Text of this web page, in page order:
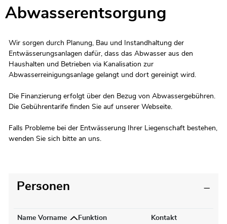
Abwasserentsorgung
Wir sorgen durch Planung, Bau und Instandhaltung der
Entwässerungsanlagen dafür, dass das Abwasser aus den
Haushalten und Betrieben via Kanalisation zur
Abwasserreinigungsanlage gelangt und dort gereinigt wird.
Die Finanzierung erfolgt über den Bezug von Abwassergebühren.
Die Gebührentarife finden Sie auf unserer Webseite.
Falls Probleme bei der Entwässerung Ihrer Liegenschaft bestehen,
wenden Sie sich bitte an uns.
Zugehörige Objekte
Personen
Name Vorname Funktion Kontakt